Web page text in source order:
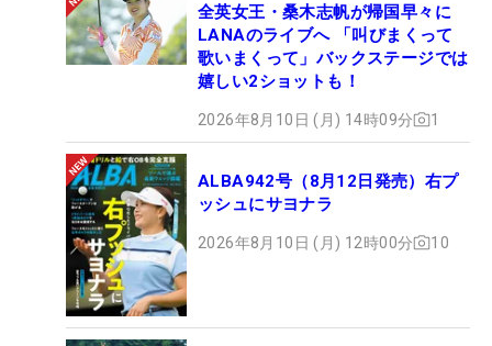
全英女王・桑木志帆が帰国早々に
LANAのライブへ 「叫びまくって
歌いまくって」バックステージでは
嬉しい2ショットも！
2026年8月10日 (月) 14時09分 1
ALBA942号（8月12日発売）右プ
ッシュにサヨナラ
2026年8月10日 (月) 12時00分 10